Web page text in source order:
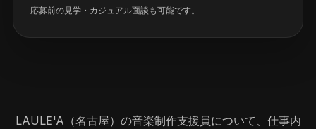
応募前の見学・カジュアル面談も可能です。
LAULE'A（名古屋）の音楽制作支援員について、仕事内